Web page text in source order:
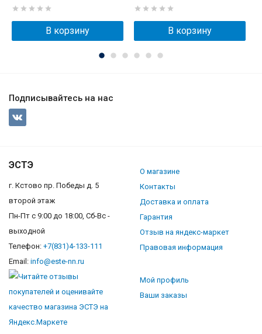
В корзину В корзину
Подписывайтесь на нас
ЭСТЭ
г. Кстово пр. Победы д. 5
второй этаж
Пн-Пт с 9:00 до 18:00, Сб-Вс -
выходной
Телефон: +7(831)4-133-111
Email: info@este-nn.ru
О магазине
Контакты
Доставка и оплата
Гарантия
Отзыв на яндекс-маркет
Правовая информация
Мой профиль
Ваши заказы